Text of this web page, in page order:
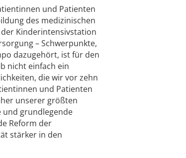
und Patienten
des medizinischen
Kinderintensivstation
– Schwerpunkte,
dazugehört, ist für den
nicht einfach ein
die wir vor zehn
und Patienten
unserer größten
und grundlegende
Reform der
stärker in den